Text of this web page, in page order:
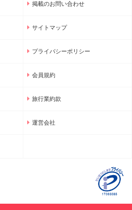
掲載のお問い合わせ
サイトマップ
プライバシーポリシー
会員規約
旅行業約款
運営会社